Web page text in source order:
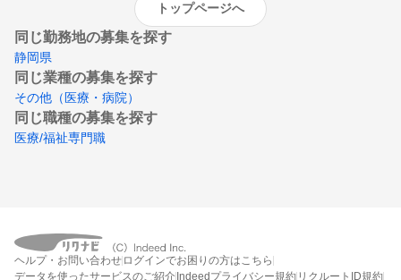
トップページへ
同じ勤務地の募集を探す
静岡県
同じ業種の募集を探す
その他（医療・病院）
同じ職種の募集を探す
医療/福祉専門職
ヘルプ・お問い合わせ ログインでお困りの方はこちら
データを使ったサービスのご紹介Indeedプライバシー規約 リクルートID規約